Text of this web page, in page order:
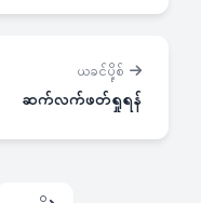
ယခင်ပို့စ်
ဆက်လက်ဖတ်ရှုရန်